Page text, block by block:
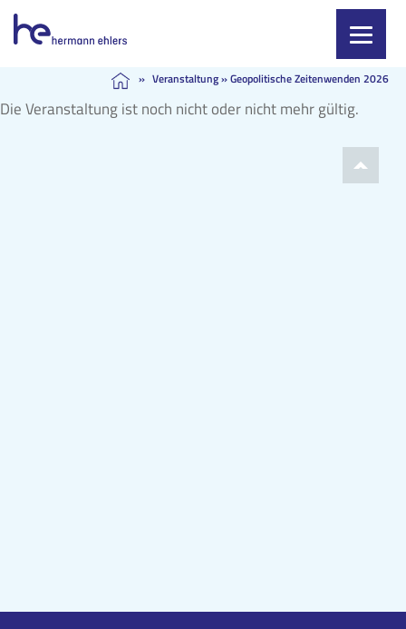
content
» Veranstaltung»Geopolitische Zeitenwenden 2026
Die Veranstaltung ist noch nicht oder nicht mehr gültig.